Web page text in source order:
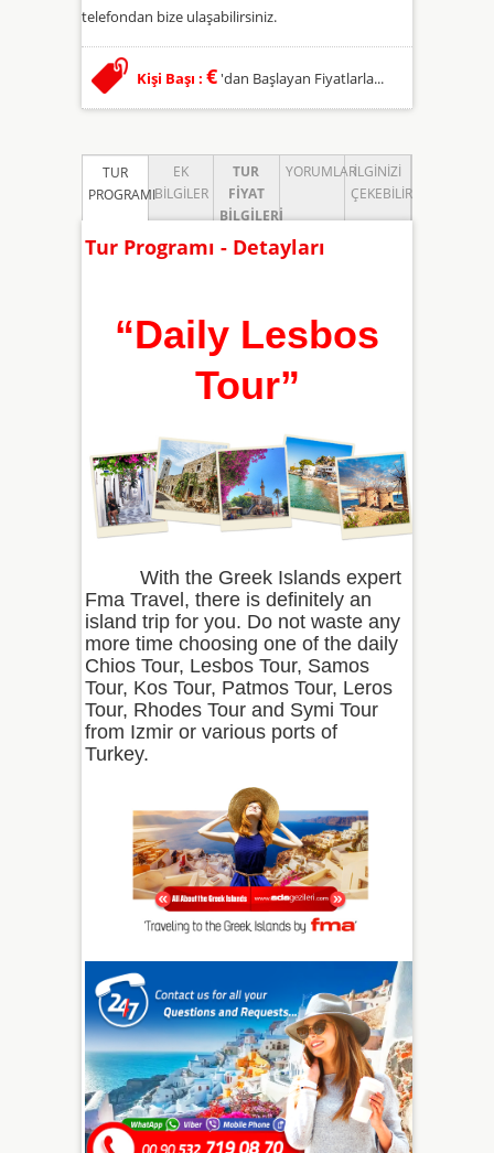
telefondan bize ulaşabilirsiniz.
Kişi Başı : €'dan Başlayan Fiyatlarla...
TUR
PROGRAMI
EK
BILGILER
TUR
FIYAT
BILGILERI
YORUMLARİLGINIZI
ÇEKEBILIR
Tur Programı - Detayları
“Daily Lesbos
Tour”
With the Greek Islands expert
Fma Travel, there is definitely an
island trip for you. Do not waste any
more time choosing one of the daily
Chios Tour, Lesbos Tour, Samos
Tour, Kos Tour, Patmos Tour, Leros
Tour, Rhodes Tour and Symi Tour
from Izmir or various ports of
Turkey.